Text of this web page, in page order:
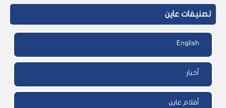
تصنيفات عاين
English
أخبار
أفلام عاين